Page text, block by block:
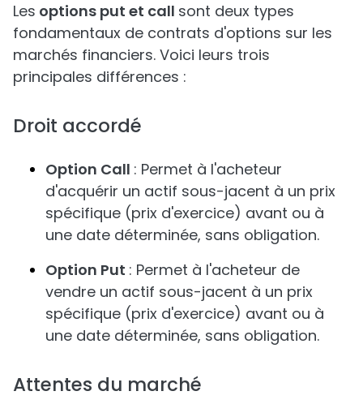
Les options put et call sont deux types
fondamentaux de contrats d'options sur les
marchés financiers. Voici leurs trois
principales différences :
Droit accordé
Option Call : Permet à l'acheteur
d'acquérir un actif sous-jacent à un prix
spécifique (prix d'exercice) avant ou à
une date déterminée, sans obligation.
Option Put : Permet à l'acheteur de
vendre un actif sous-jacent à un prix
spécifique (prix d'exercice) avant ou à
une date déterminée, sans obligation.
Attentes du marché